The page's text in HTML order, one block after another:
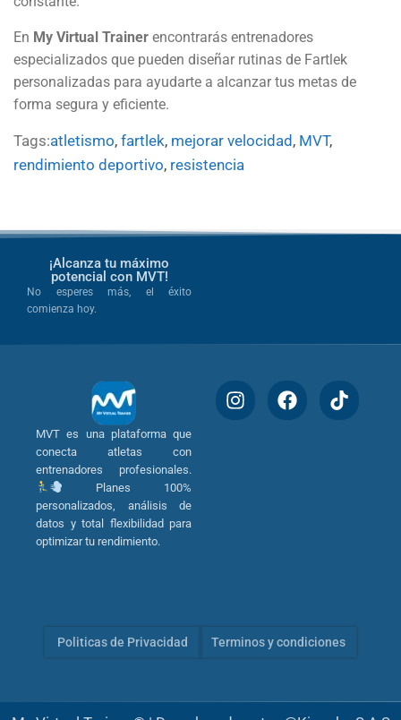
En My Virtual Trainer encontrarás entrenadores
especializados que pueden diseñar rutinas de Fartlek
personalizadas para ayudarte a alcanzar tus metas de
forma segura y eficiente.
Tags:atletismo, fartlek, mejorar velocidad , MVT,
rendimiento deportivo, resistencia
¡Alcanza tu máximo
potencial con MVT!
No esperes más, el éxito
comienza hoy.
MVT es una plataforma que
conecta atletas con
entrenadores profesionales.
Planes 100%
personalizados, análisis de
datos y total flexibilidad para
optimizar tu rendimiento.
Politicas de Privacidad Terminos y condiciones